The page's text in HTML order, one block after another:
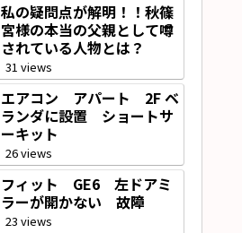
私の疑問点が解明！！秋篠
宮様の本当の父親として噂
されている人物とは？
31 views
エアコン アパート 2F ベ
ランダに設置 ショートサ
ーキット
26 views
フィット GE6 左ドアミ
ラーが開かない 故障
23 views